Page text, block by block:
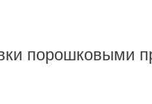
порошковыми